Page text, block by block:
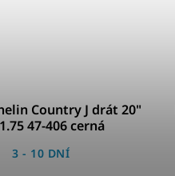
Country J drát 20"
47-406 cerná
3 - 10 DNÍ